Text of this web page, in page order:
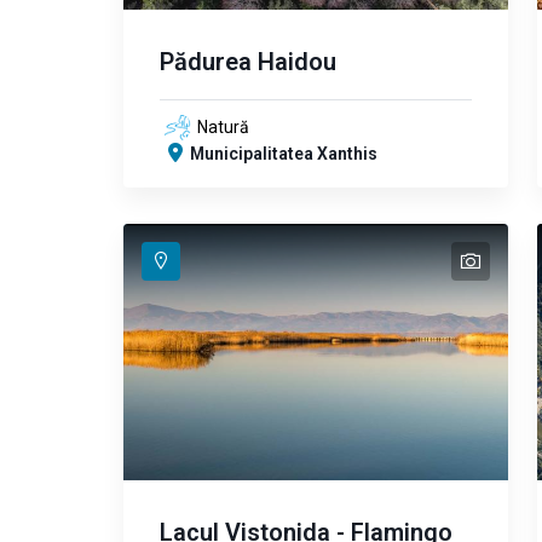
Pădurea Haidou
Natură
Municipalitatea Xanthis
text
Lacul Vistonida - Flamingo